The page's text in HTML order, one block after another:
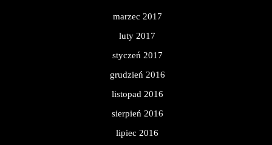
marzec 2017
luty 2017
styczeń 2017
grudzień 2016
listopad 2016
sierpień 2016
lipiec 2016